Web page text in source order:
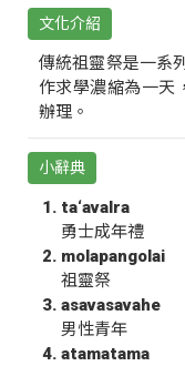
文化介紹
傳統祖靈祭是一系
作求學濃縮為一天
辦理。
小辭典
ta‘avalra
勇士成年禮
molapangolai
祖靈祭
asavasavahe
男性青年
atamatama